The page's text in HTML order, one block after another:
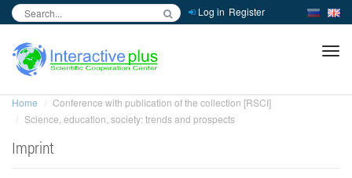
Log in Register
Home
Conference with publication of the collection [RSCI]
Science, education, society: trends and prospects
Imprint